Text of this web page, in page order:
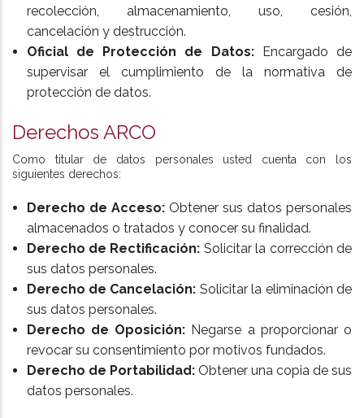
recolección, almacenamiento, uso, cesión,
cancelación y destrucción.
Oficial de Protección de Datos:Encargado de
supervisar el cumplimiento de la normativa de
protección de datos.
Derechos ARCO
Como titular de datos personales usted cuenta con los
siguientes derechos:
Derecho de Acceso:Obtener sus datos personales
almacenados o tratados y conocer su finalidad.
Derecho de Rectificación: Solicitar la corrección de
sus datos personales.
Derecho de Cancelación: Solicitar la eliminación de
sus datos personales.
Derecho de Oposición: Negarse a proporcionar o
revocar su consentimiento por motivos fundados.
Derecho de Portabilidad:Obtener una copia de sus
datos personales.